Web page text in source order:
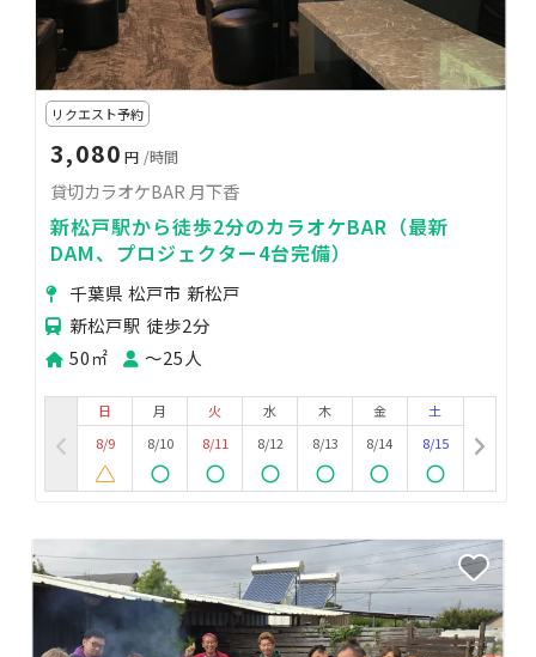
リクエスト予約
3,080 円 /時間
貸切カラオケBAR 月下香
新松戸駅から徒歩2分のカラオケBAR（最新
DAM、プロジェクター4台完備）
千葉県 松戸市 新松戸
新松戸駅 徒歩2分
50㎡
〜25人
日
8/9
月
8/10
火
8/11
水
8/12
木
8/13
金
8/14
土
8/15